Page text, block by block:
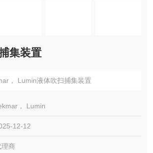
集装置
， Lumin液体吹扫捕集装置
， Lumin
12-12
理商